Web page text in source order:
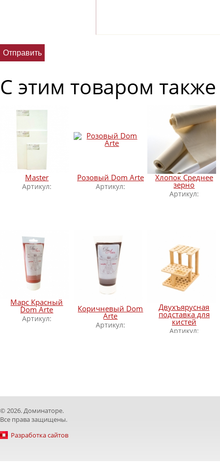
С этим товаром
Master
Артикул:
Розовый Dom Arte
Артикул:
Хлопок Среднее
зерно
Артикул:
Марс Красный
Dom Arte
Артикул:
Коричневый Dom
Arte
Артикул:
Двухъярусная
подставка для
кистей
Артикул:
© 2026. Доминаторе.
Все права защищены.
Разработка сайтов